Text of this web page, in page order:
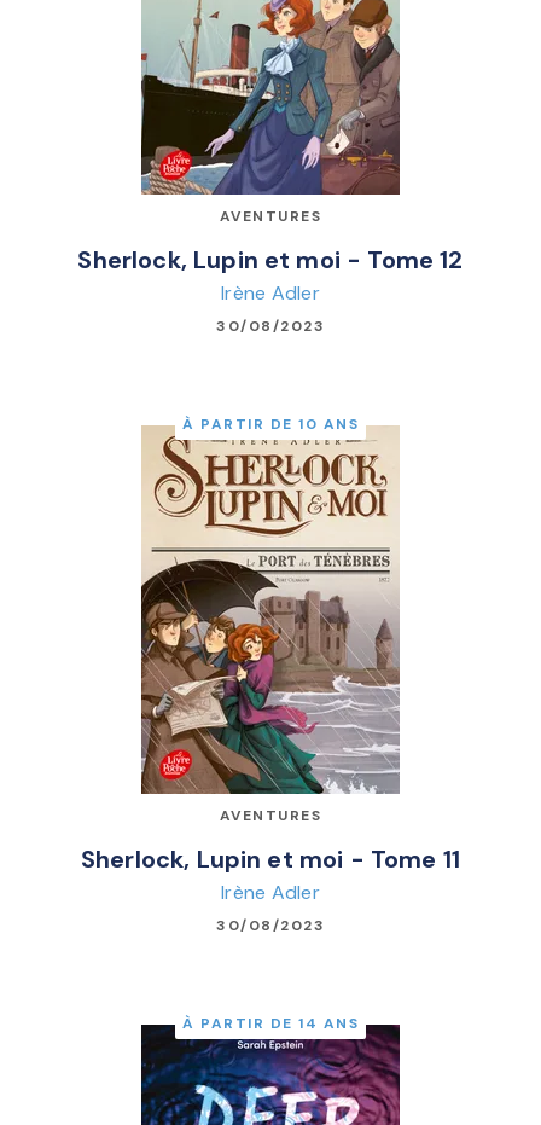
AVENTURES
Sherlock, Lupin et moi - Tome 12
Irène Adler
30/08/2023
À PARTIR DE 10 ANS
AVENTURES
Sherlock, Lupin et moi - Tome 11
Irène Adler
30/08/2023
À PARTIR DE 14 ANS